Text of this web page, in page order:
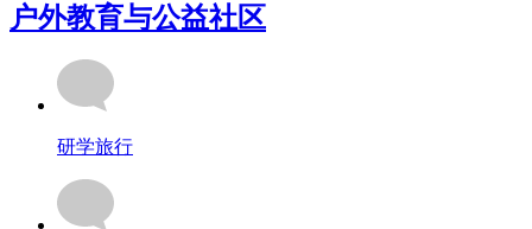
户外教育与公益社区
研学旅行